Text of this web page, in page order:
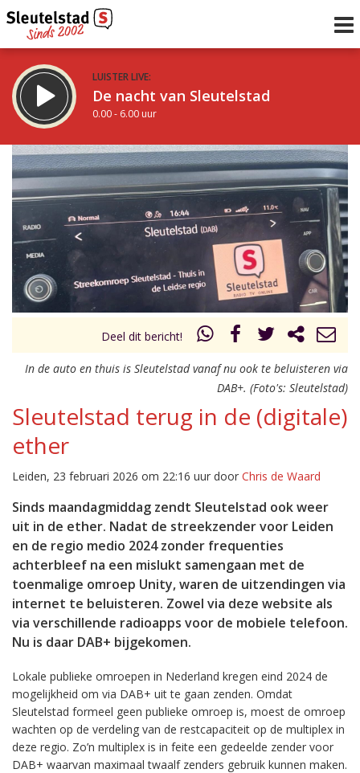
LUISTER LIVE:
De nacht van Sleutelstad
0.00 - 6.00 uur
STRAKS:
De ochtend van Sleutelstad
6.00 - 12.00 uur
Vorig uur
uur 1 van 0 Volgend uur
Deel dit bericht!
In de auto en thuis is Sleutelstad vanaf nu ook te beluisteren via
DAB+. (Foto's: Sleutelstad)
Sleutelstad terug in de (digitale)
ether
Leiden, 23 februari 2026 om 22:16 uur door Chris de Waard
Sinds maandagmiddag zendt Sleutelstad ook weer
uit in de ether. Nadat de streekzender voor Leiden
en de regio medio 2024 zonder frequenties
achterbleef na een mislukt samengaan met de
toenmalige omroep Unity, waren de uitzendingen via
internet te beluisteren. Zowel via deze website als
via verschillende radioapps voor de mobiele telefoon.
Nu is daar DAB+ bijgekomen.
Lokale publieke omroepen in Nederland kregen eind 2024 de
mogelijkheid om via DAB+ uit te gaan zenden. Omdat
Sleutelstad formeel geen publieke omroep is, moest de omroep
wachten op de verdeling van de restcapaciteit op de multiplex in
deze regio. Zo’n multiplex is in feite een gedeelde zender voor
DAB+ waarvan maximaal twaalf zenders gebruik kunnen maken.